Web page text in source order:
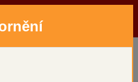
Přihlásit